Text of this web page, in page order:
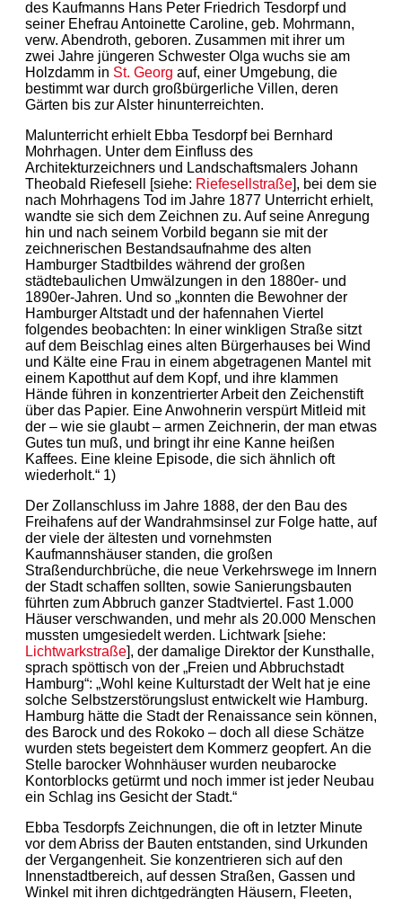
des Kaufmanns Hans Peter Friedrich Tesdorpf und
seiner Ehefrau Antoinette Caroline, geb. Mohrmann,
verw. Abendroth, geboren. Zusammen mit ihrer um
zwei Jahre jüngeren Schwester Olga wuchs sie am
Holzdamm in St. Georg auf, einer Umgebung, die
bestimmt war durch großbürgerliche Villen, deren
Gärten bis zur Alster hinunterreichten.
Malunterricht erhielt Ebba Tesdorpf bei Bernhard
Mohrhagen. Unter dem Einfluss des
Architekturzeichners und Landschaftsmalers Johann
Theobald Riefesell [siehe: Riefesellstraße], bei dem sie
nach Mohrhagens Tod im Jahre 1877 Unterricht erhielt,
wandte sie sich dem Zeichnen zu. Auf seine Anregung
hin und nach seinem Vorbild begann sie mit der
zeichnerischen Bestandsaufnahme des alten
Hamburger Stadtbildes während der großen
städtebaulichen Umwälzungen in den 1880er- und
1890er-Jahren. Und so „konnten die Bewohner der
Hamburger Altstadt und der hafennahen Viertel
folgendes beobachten: In einer winkligen Straße sitzt
auf dem Beischlag eines alten Bürgerhauses bei Wind
und Kälte eine Frau in einem abgetragenen Mantel mit
einem Kapotthut auf dem Kopf, und ihre klammen
Hände führen in konzentrierter Arbeit den Zeichenstift
über das Papier. Eine Anwohnerin verspürt Mitleid mit
der – wie sie glaubt – armen Zeichnerin, der man etwas
Gutes tun muß, und bringt ihr eine Kanne heißen
Kaffees. Eine kleine Episode, die sich ähnlich oft
wiederholt.“ 1)
Der Zollanschluss im Jahre 1888, der den Bau des
Freihafens auf der Wandrahmsinsel zur Folge hatte, auf
der viele der ältesten und vornehmsten
Kaufmannshäuser standen, die großen
Straßendurchbrüche, die neue Verkehrswege im Innern
der Stadt schaffen sollten, sowie Sanierungsbauten
führten zum Abbruch ganzer Stadtviertel. Fast 1.000
Häuser verschwanden, und mehr als 20.000 Menschen
mussten umgesiedelt werden. Lichtwark [siehe:
Lichtwarkstraße], der damalige Direktor der Kunsthalle,
sprach spöttisch von der „Freien und Abbruchstadt
Hamburg“: „Wohl keine Kulturstadt der Welt hat je eine
solche Selbstzerstörungslust entwickelt wie Hamburg.
Hamburg hätte die Stadt der Renaissance sein können,
des Barock und des Rokoko – doch all diese Schätze
wurden stets begeistert dem Kommerz geopfert. An die
Stelle barocker Wohnhäuser wurden neubarocke
Kontorblocks getürmt und noch immer ist jeder Neubau
ein Schlag ins Gesicht der Stadt.“
Ebba Tesdorpfs Zeichnungen, die oft in letzter Minute
vor dem Abriss der Bauten entstanden, sind Urkunden
der Vergangenheit. Sie konzentrieren sich auf den
Innenstadtbereich, auf dessen Straßen, Gassen und
Winkel mit ihren dichtgedrängten Häusern, Fleeten,